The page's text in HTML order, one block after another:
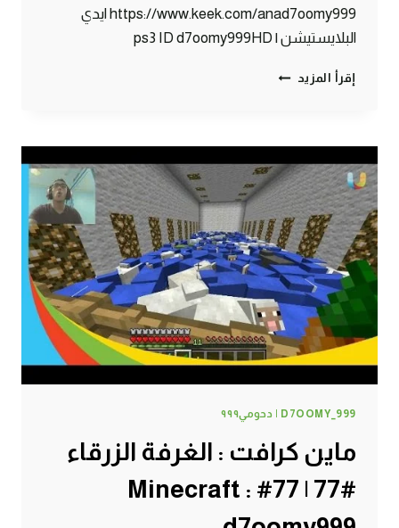
https://www.keek.com/anad7oomy999 ايدي
البلايستيشن | ps3 ID d7oomy999HD
إقرأ المزيد ماين
شعبي
#78
|
MINECRAFT
:
@D7OOMY_999
D7OOMY_999 | دحومي٩٩٩
ماين كرافت : الغرفة الزرقاء
#77 | 77# Minecraft :